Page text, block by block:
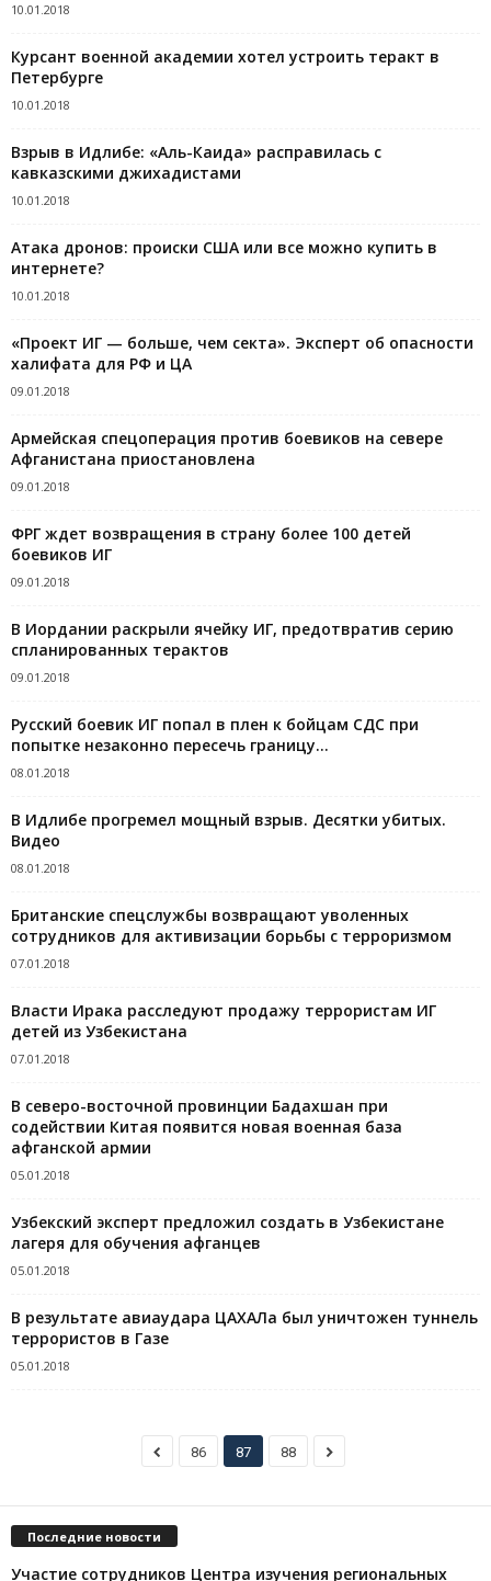
10.01.2018
Курсант военной академии хотел устроить теракт в
Петербурге
10.01.2018
Взрыв в Идлибе: «Аль-Каида» расправилась с
кавказскими джихадистами
10.01.2018
Атака дронов: происки США или все можно купить в
интернете?
10.01.2018
«Проект ИГ — больше, чем секта». Эксперт об опасности
халифата для РФ и ЦА
09.01.2018
Армейская спецоперация против боевиков на севере
Афганистана приостановлена
09.01.2018
ФРГ ждет возвращения в страну более 100 детей
боевиков ИГ
09.01.2018
В Иордании раскрыли ячейку ИГ, предотвратив серию
спланированных терактов
09.01.2018
Русский боевик ИГ попал в плен к бойцам СДС при
попытке незаконно пересечь границу...
08.01.2018
В Идлибе прогремел мощный взрыв. Десятки убитых.
Видео
08.01.2018
Британские спецслужбы возвращают уволенных
сотрудников для активизации борьбы с терроризмом
07.01.2018
Власти Ирака расследуют продажу террористам ИГ
детей из Узбекистана
07.01.2018
В северо-восточной провинции Бадахшан при
содействии Китая появится новая военная база
афганской армии
05.01.2018
Узбекский эксперт предложил создать в Узбекистане
лагеря для обучения афганцев
05.01.2018
В результате авиаудара ЦАХАЛа был уничтожен туннель
террористов в Газе
05.01.2018
86 87 88
Последние новости
Участие сотрудников Центра изучения региональных